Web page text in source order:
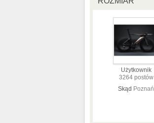
Użytkownik
3264 postów
Skąd Poznań